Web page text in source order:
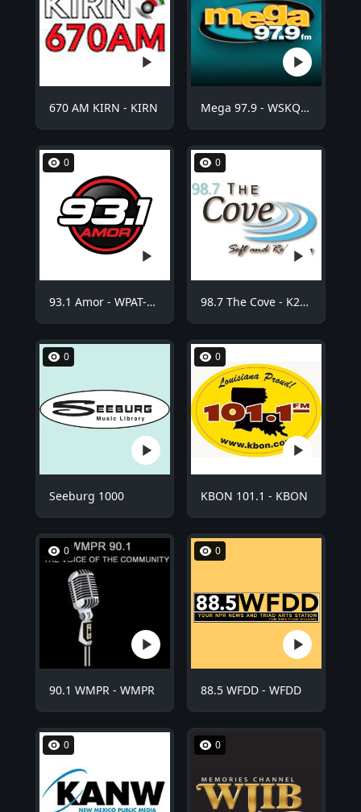
670 AM KIRN - KIRN Mega 97.9 - WSKQ-FM
0
93.1 Amor - WPAT-FM
0
98.7 The Cove - K254BE
0
Seeburg 1000
0
KBON 101.1 - KBON
0
90.1 WMPR - WMPR
0
88.5 WFDD - WFDD
0 0